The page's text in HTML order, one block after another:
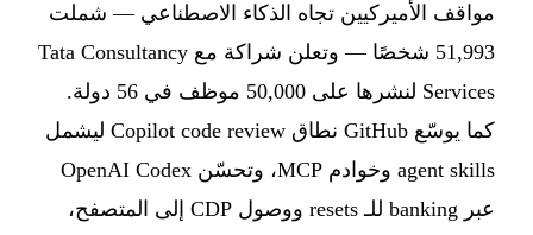
مواقف الأميركيين تجاه الذكاء الاصطناعي — شملت
51,993 شخصًا — وتعلن شراكة مع Tata Consultancy
Services لنشرها على 50,000 موظف في 56 دولة.
كما يوسّع GitHub نطاق Copilot code review ليشمل
agent skills وخوادم MCP، وتحسّن OpenAI Codex
عبر banking للـ resets ووصول CDP إلى المتصفح،